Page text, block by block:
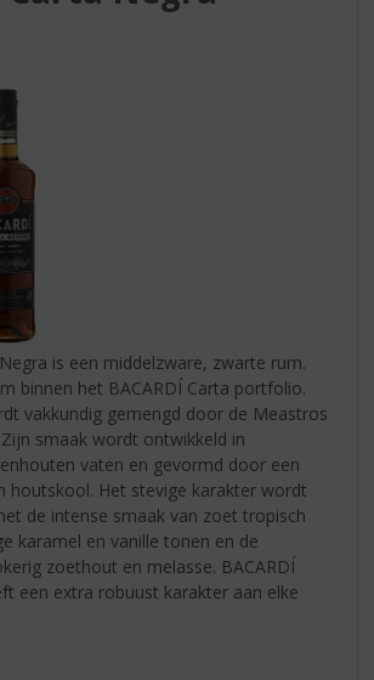
is een middelzware, zwarte rum.
binnen het BACARDÍ Carta portfolio.
vakkundig gemengd door de Meastros
smaak wordt ontwikkeld in
vaten en gevormd door een
houtskool. Het stevige karakter wordt
de intense smaak van zoet tropisch
karamel en vanille tonen en de
zoethout en melasse. BACARDÍ
een extra robuust karakter aan elke